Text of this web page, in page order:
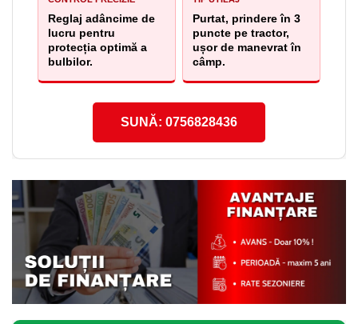
Reglaj adâncime de
lucru pentru
protecția optimă a
bulbilor.
Purtat, prindere în 3
puncte pe tractor,
ușor de manevrat în
câmp.
SUNĂ: 0756828436